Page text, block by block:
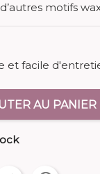
motifs
et facile
AU PANIER